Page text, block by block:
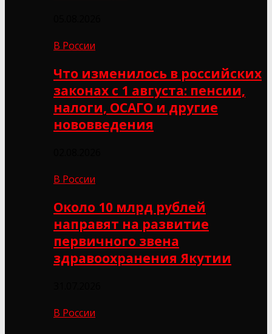
В России
Что изменилось в российских
законах с 1 августа: пенсии,
налоги, ОСАГО и другие
нововведения
В России
Около 10 млрд рублей
направят на развитие
первичного звена
здравоохранения Якутии
В России